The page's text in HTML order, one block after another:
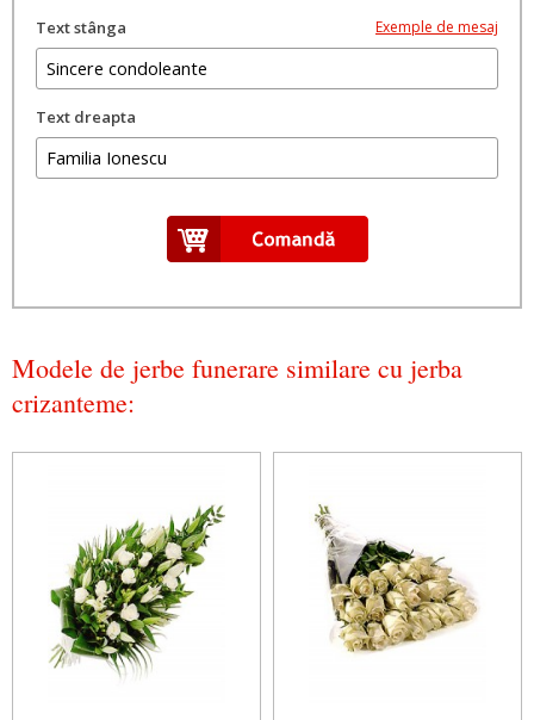
Text stânga Exemple de mesaj
Câteva sugestii:
Te vom purta mereu in suflet•Nu te vom uita niciodata•Cu
sufletul indurerat•
Text dreapta
Modele de jerbe funerare similare cu jerba
crizanteme: